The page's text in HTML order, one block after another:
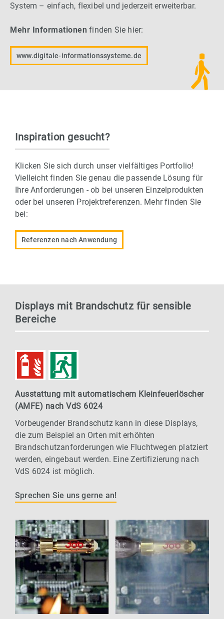
System – einfach, flexibel und jederzeit erweiterbar.
Mehr Informationen finden Sie hier:
www.digitale-informationssysteme.de
Inspiration gesucht?
Klicken Sie sich durch unser vielfältiges Portfolio!
Vielleicht finden Sie genau die passende Lösung für
Ihre Anforderungen - ob bei unseren Einzelprodukten
oder bei unseren Projektreferenzen. Mehr finden Sie
bei:
Referenzen nach Anwendung
Displays mit Brandschutz für sensible
Bereiche
Ausstattung mit automatischem Kleinfeuerlöscher
(AMFE) nach VdS 6024
Vorbeugender Brandschutz kann in diese Displays,
die zum Beispiel an Orten mit erhöhten
Brandschutzanforderungen wie Fluchtwegen platziert
werden, eingebaut werden. Eine Zertifizierung nach
VdS 6024 ist möglich.
Sprechen Sie uns gerne an!